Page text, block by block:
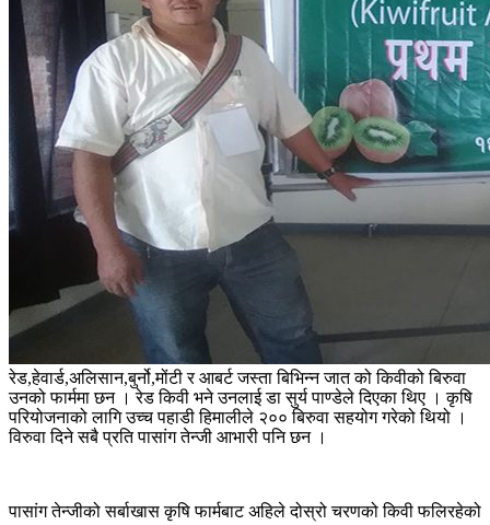
रेड,हेवार्ड,अलिसान,बुर्नो,मोंटी र आबर्ट जस्ता बिभिन्न जात को किवीको बिरुवा
उनको फार्ममा छन । रेड किवी भने उनलाई डा सुर्य पाण्डेले दिएका थिए । कृषि
परियोजनाको लागि उच्च पहाडी हिमालीले २०० बिरुवा सहयोग गरेको थियो ।
विरुवा दिने सबै प्रति पासांग तेन्जी आभारी पनि छन ।
पासांग तेन्जीको सर्बाखास कृषि फार्मबाट अहिले दोस्रो चरणको किवी फलिरहेको